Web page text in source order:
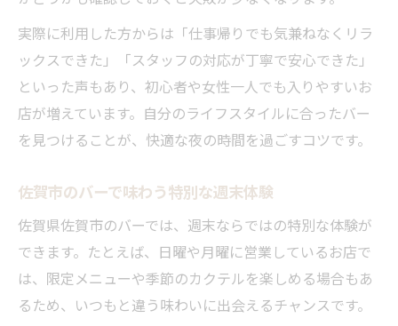
実際に利用した方からは「仕事帰りでも気兼ねなくリラ
ックスできた」「スタッフの対応が丁寧で安心できた」
といった声もあり、初心者や女性一人でも入りやすいお
店が増えています。自分のライフスタイルに合ったバー
を見つけることが、快適な夜の時間を過ごすコツです。
佐賀市のバーで味わう特別な週末体験
佐賀県佐賀市のバーでは、週末ならではの特別な体験が
できます。たとえば、日曜や月曜に営業しているお店で
は、限定メニューや季節のカクテルを楽しめる場合もあ
るため、いつもと違う味わいに出会えるチャンスです。